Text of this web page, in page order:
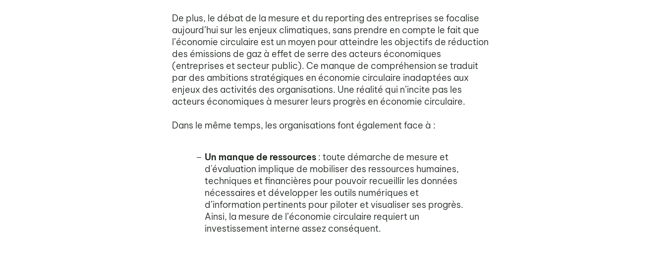
De plus, le débat de la mesure et du reporting des entreprises se focalise
aujourd’hui sur les enjeux climatiques, sans prendre en compte le fait que
l’économie circulaire est un moyen pour atteindre les objectifs de réduction
des émissions de gaz à effet de serre des acteurs économiques
(entreprises et secteur public). Ce manque de compréhension se traduit
par des ambitions stratégiques en économie circulaire inadaptées aux
enjeux des activités des organisations. Une réalité qui n’incite pas les
acteurs économiques à mesurer leurs progrès en économie circulaire.
Dans le même temps, les organisations font également face à :
Un manque de ressources : toute démarche de mesure et
d'évaluation implique de mobiliser des ressources humaines,
techniques et financières pour pouvoir recueillir les données
nécessaires et développer les outils numériques et
d’information pertinents pour piloter et visualiser ses progrès.
Ainsi, la mesure de l’économie circulaire requiert un
investissement interne assez conséquent.